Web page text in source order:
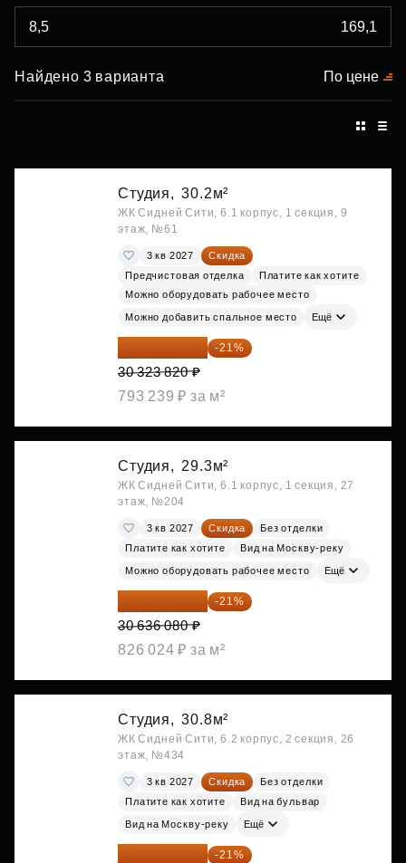
Найдено 3 варианта По цене
Студия, 30.2м²
ЖК Сидней Сити, 6.1 корпус, 1 секция, 9
этаж, №61
3 кв 2027
Скидка
Предчистовая отделка
Платите как хотите
Можно оборудовать рабочее место
Можно добавить спальное место Ещё
23 955 818 ₽ -21%
30 323 820 ₽
793 239 ₽ за м²
Студия, 29.3м²
ЖК Сидней Сити, 6.1 корпус, 1 секция, 27
этаж, №204
3 кв 2027 Скидка
Без отделки
Платите как хотите
Вид на Москву-реку
Можно оборудовать рабочее место Ещё
24 202 503 ₽ -21%
30 636 080 ₽
826 024 ₽ за м²
Студия, 30.8м²
ЖК Сидней Сити, 6.2 корпус, 2 секция, 26
этаж, №434
3 кв 2027 Скидка
Без отделки
Платите как хотите
Вид на бульвар
Вид на Москву-реку Ещё
24 305 235 ₽ -21%